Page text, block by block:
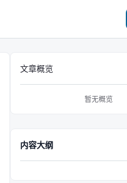
文章概览
暂无概览
内容大纲